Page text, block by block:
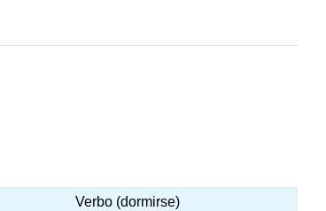
Verbo (dormirse)